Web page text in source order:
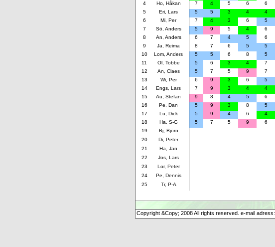
4
Ho, Håkan 7 4 5 6 6
5
Eri, Lars 5 5 3 4 4
6
Mi, Per 7 4 3 6 5
7
Sö, Anders 5 9 5 4 6
8
An, Anders 6 7 4 5 6
9
Ja, Reima 8 7 6 5 5
10
Lom, Anders 5 5 6 8 5
11
Ol, Tobbe 5 6 3 4 7
12
An, Claes 5 7 5 9 7
13
Wi, Per 6 9 3 6 5
14
Engs, Lars 7 9 3 4 4
15
Au, Stefan 9 8 4 5 6
16
Pe, Dan 5 9 3 8 5
17
Lu, Dick 5 9 4 6 4
18
Ha, S-G 5 7 5 9 6
19
Bj, Björn
20
Di, Peter
21
Ha, Jan
22
Jos, Lars
23
Lor, Peter
24
Pe, Dennis
25
Tr, P-A
Copyright &Copy; 2008 All rights reserved. e-mail adress: